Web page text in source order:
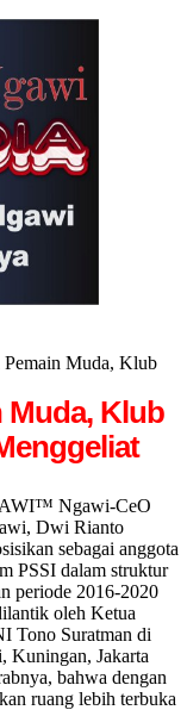
Muda, Klub
Muda, Klub
Ngawi-CeO
Dwi Rianto
sebagai anggota
PSSI dalam struktur
periode 2016-2020
oleh Ketua
Tono Suratman di
Kuningan, Jakarta
bahwa dengan
ruang lebih terbuka